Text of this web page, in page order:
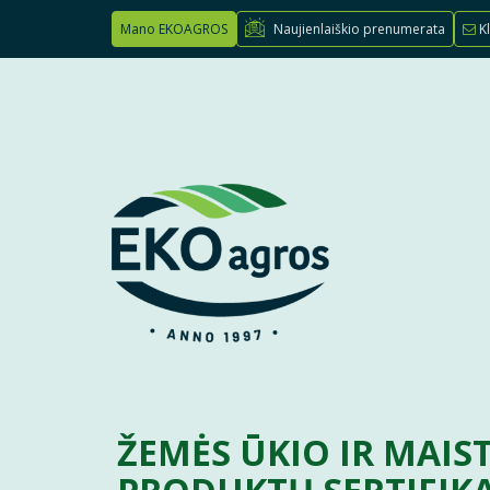
Mano EKOAGROS Naujienlaiškio prenumerata
ŽEMĖS ŪKIO IR